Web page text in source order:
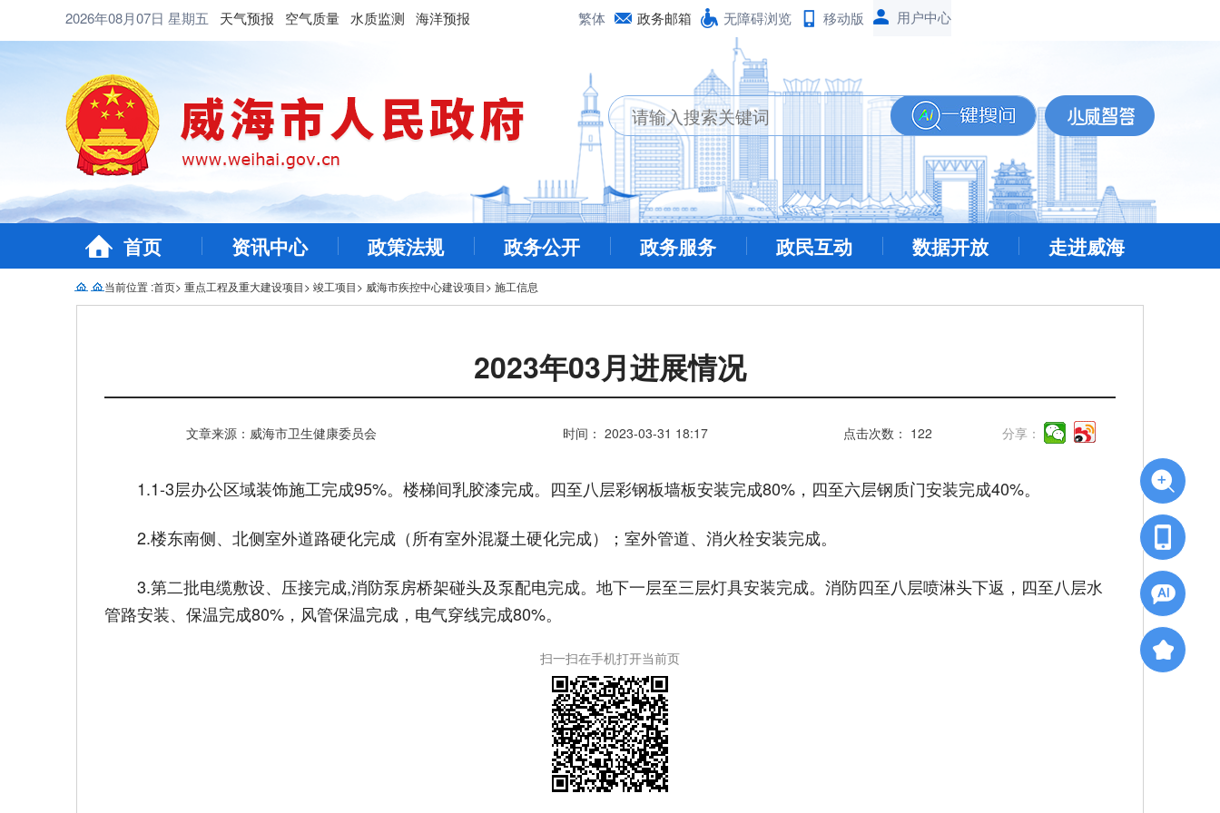
2026年08月07日 星期五 天气预报 空气质量 水质监测 海洋预报 繁体 政务邮箱 无障碍浏览 移动版
首页 资讯中心 政策法规 政务公开 政务服务 政民互动 数据开放 走进威海
当前位置 :首页> 重点工程及重大建设项目> 竣工项目> 威海市疾控中心建设项目> 施工信息
2023年03月进展情况
文章来源：威海市卫生健康委员会 时间： 2023-03-31 18:17 点击次数： 122 分享：
1.1-3层办公区域装饰施工完成95%。楼梯间乳胶漆完成。四至八层彩钢板墙板安装完成80%，四至六层钢质门安装完成40%。
2.楼东南侧、北侧室外道路硬化完成（所有室外混凝土硬化完成）；室外管道、消火栓安装完成。
3.第二批电缆敷设、压接完成,消防泵房桥架碰头及泵配电完成。地下一层至三层灯具安装完成。消防四至八层喷淋头下返，四至八层水
管路安装、保温完成80%，风管保温完成，电气穿线完成80%。
扫一扫在手机打开当前页